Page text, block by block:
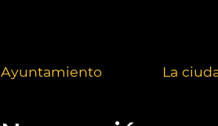
Ayuntamiento La